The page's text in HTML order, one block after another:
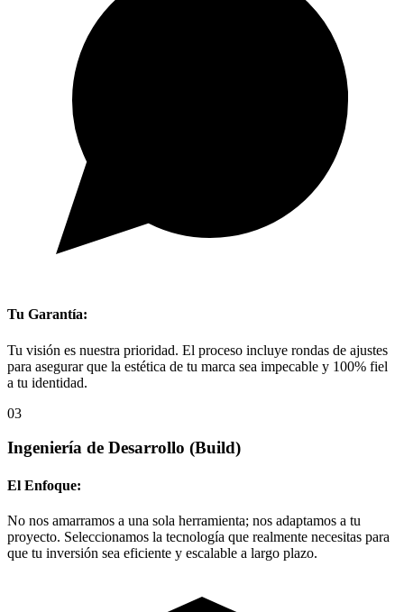
Tu Garantía:
Tu visión es nuestra prioridad. El proceso incluye rondas de ajustes
para asegurar que la estética de tu marca sea impecable y 100% fiel
a tu identidad.
03
Ingeniería de Desarrollo (Build)
El Enfoque:
No nos amarramos a una sola herramienta; nos adaptamos a tu
proyecto. Seleccionamos la tecnología que realmente necesitas para
que tu inversión sea eficiente y escalable a largo plazo.